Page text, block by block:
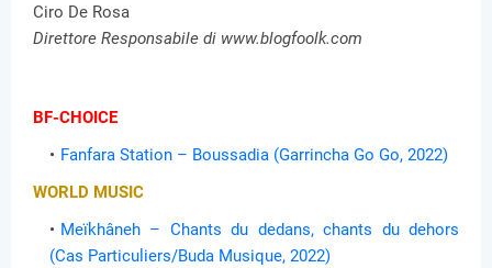
Ciro De Rosa
Direttore Responsabile di www.blogfoolk.com
BF-CHOICE
Fanfara Station – Boussadia (Garrincha Go Go, 2022)
WORLD MUSIC
Meïkhâneh – Chants du dedans, chants du dehors
(Cas Particuliers/Buda Musique, 2022)